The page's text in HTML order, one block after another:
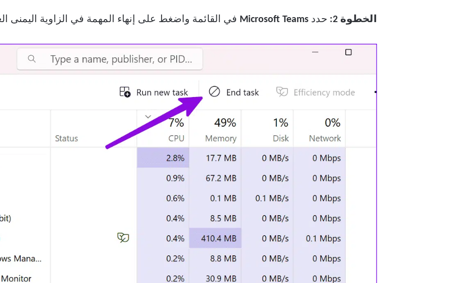
الخطوة 2: حدد في القائمة واضغط على إنهاء المهمة في الزاوية اليمنى